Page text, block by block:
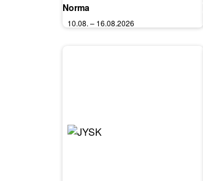
Norma
10.08. – 16.08.2026